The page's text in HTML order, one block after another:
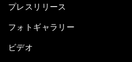
プレスリリース
フォトギャラリー
ビデオ